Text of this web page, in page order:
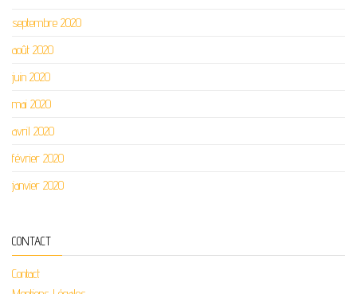
septembre 2020
août 2020
juin 2020
mai 2020
avril 2020
février 2020
janvier 2020
CONTACT
Contact